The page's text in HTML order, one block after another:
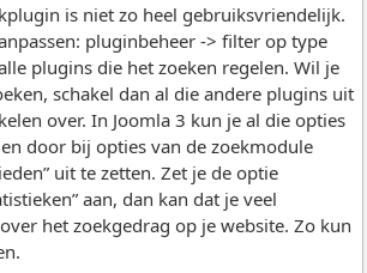
is niet zo heel gebruiksvriendelijk.
pluginbeheer -> filter op type
alle plugins die het zoeken regelen. Wil je
schakel dan al die andere plugins uit
over. In Joomla 3 kun je al die opties
door bij opties van de zoekmodule
uit te zetten. Zet je de optie
aan, dan kan dat je veel
het zoekgedrag op je website. Zo kun